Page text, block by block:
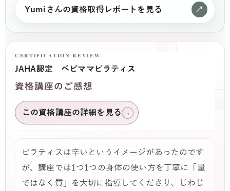
Yumiさんの資格取得レポートを見る ↗
CERTIFICATION REVIEW
JAHA認定 ベビママピラティス
資格講座のご感想
この資格講座の詳細を見る →
ピラティスは辛いというイメージがあったのです
が、講座では1つ1つの身体の使い方を丁寧に「量
ではなく質」を大切に指導してくださり、じわじ